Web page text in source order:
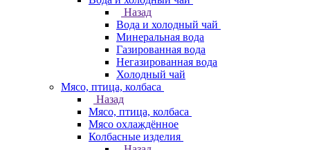
Назад
Вода и холодный чай
Минеральная вода
Газированная вода
Негазированная вода
Холодный чай
Мясо, птица, колбаса
Назад
Мясо, птица, колбаса
Мясо охлаждённое
Колбасные изделия